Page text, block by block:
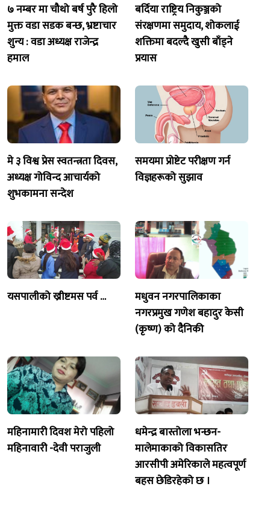
७ नम्बर मा चौथो बर्ष पुरै हिलो
मुक्त वडा सडक बन्छ, भ्रष्टाचार
शुन्य : वडा अध्यक्ष राजेन्द्र
हमाल
बर्दिया राष्ट्रिय निकुञ्जको
संरक्षणमा समुदाय, शोकलाई
शक्तिमा बदल्दै खुसी बाँड्ने
प्रयास
मे ३ विश्व प्रेस स्वतन्त्रता दिवस,
अध्यक्ष गोविन्द आचार्यको
शुभकामना सन्देश
समयमा प्रोष्टेट परीक्षण गर्न
विज्ञहरूको सुझाव
यसपालीको ख्रीष्टमस पर्व …
मधुवन नगरपालिकाका
नगरप्रमुख गणेश बहादुर केसी
(कृष्ण) को दैनिकी
महिनामारी दिवश मेरो पहिलो
महिनावारी -देवी पराजुली
धमेन्द्र बास्तोला भन्छन-
मालेमाकाको विकासतिर
आरसीपी अमेरिकाले महत्वपूर्ण
बहस छेडिरहेको छ ।